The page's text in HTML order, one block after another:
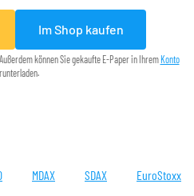
Im Shop kaufen
können Sie gekaufte E-Paper in IhremKonto
MDAX SDAX EuroStoxx